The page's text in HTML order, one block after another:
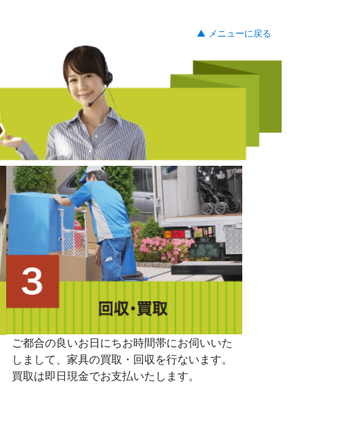
▲ メニューに戻る
ご都合の良いお日にちお時間帯にお伺いいた
しまして、家具の買取・回収を行ないます。
買取は即日現金でお支払いたします。